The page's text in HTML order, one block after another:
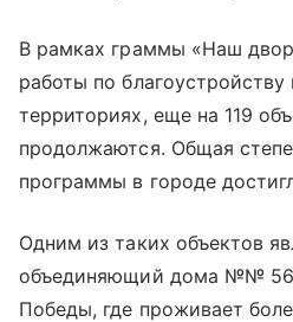
В рамках граммы «Наш
работы по
территориях, еще на 119
продолжаются. Общая
программы в городе
Одним из таких объектов
объединяющий дома №№
Победы, где проживает